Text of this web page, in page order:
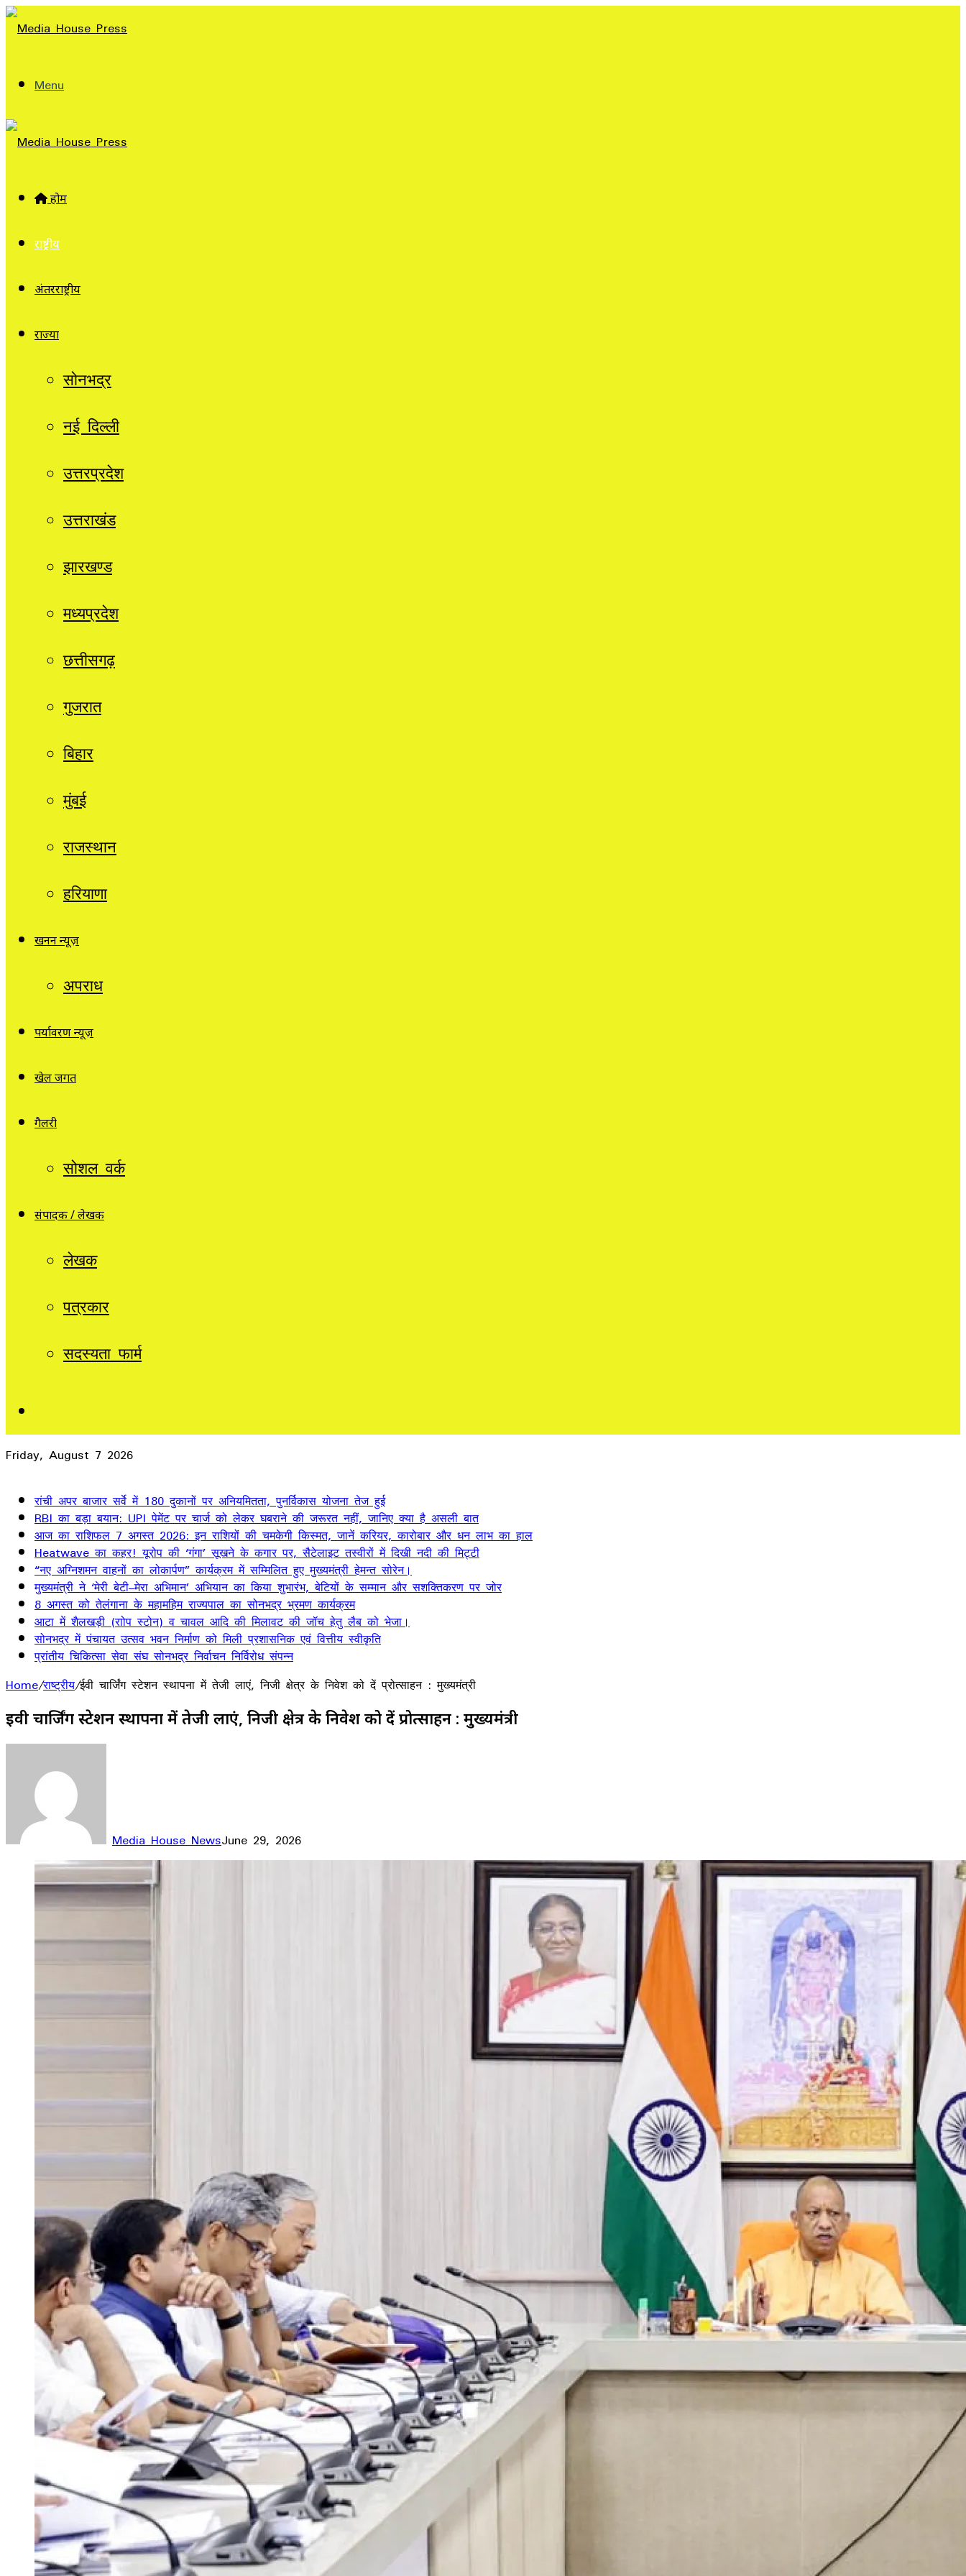
Menu
होम
राष्ट्रीय
अंतरराष्ट्रीय
राज्यों
सोनभद्र
नई दिल्ली
उत्तरप्रदेश
उत्तराखंड
झारखण्ड
मध्यप्रदेश
छत्तीसगढ़
गुजरात
बिहार
मुंबई
राजस्थान
हरियाणा
खनन न्यूज़
अपराध
पर्यावरण न्यूज़
खेल जगत
गैलरी
सोशल वर्क
संपादक / लेखक
लेखक
पत्रकार
सदस्यता फार्म
Friday, August 7 2026
रांची अपर बाजार सर्वे में 180 दुकानों पर अनियमितता, पुनर्विकास योजना तेज हुई
RBI का बड़ा बयान: UPI पेमेंट पर चार्ज को लेकर घबराने की जरूरत नहीं, जानिए क्या है असली बात
आज का राशिफल 7 अगस्त 2026: इन राशियों की चमकेगी किस्मत, जानें करियर, कारोबार और धन लाभ का हाल
Heatwave का कहर! यूरोप की ‘गंगा’ सूखने के कगार पर, सैटेलाइट तस्वीरों में दिखी नदी की मिट्टी
“नए अग्निशमन वाहनों का लोकार्पण” कार्यक्रम में सम्मिलित हुए मुख्यमंत्री हेमन्त सोरेन।
मुख्यमंत्री ने ‘मेरी बेटी–मेरा अभिमान’ अभियान का किया शुभारंभ, बेटियों के सम्मान और सशक्तिकरण पर जोर
8 अगस्त को तेलंगाना के महामहिम राज्यपाल का सोनभद्र भ्रमण कार्यक्रम
आटा में शैलखड़ी (राोप स्टोन) व चावल आदि की मिलावट की जॉच हेतु लैब को भेजा।
सोनभद्र में पंचायत उत्सव भवन निर्माण को मिली प्रशासनिक एवं वित्तीय स्वीकृति
प्रांतीय चिकित्सा सेवा संघ सोनभद्र निर्वाचन निर्विरोध संपन्न
Home/राष्ट्रीय/ईवी चार्जिंग स्टेशन स्थापना में तेजी लाएं, निजी क्षेत्र के निवेश को दें प्रोत्साहन : मुख्यमंत्री
ईवी चार्जिंग स्टेशन स्थापना में तेजी लाएं, निजी क्षेत्र के निवेश को दें प्रोत्साहन : मुख्यमंत्री
Media House NewsJune 29, 2026